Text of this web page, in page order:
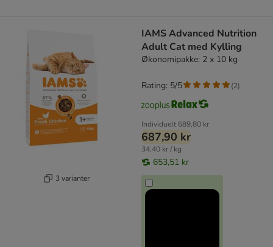
3 varianter
IAMS Advanced Nutrition
Adult Cat med Kylling
Økonomipakke: 2 x 10 kg
Individuelt 689,80 kr
687,90 kr
34,40 kr / kg
653,51 kr
Rating: 5/5 (2)